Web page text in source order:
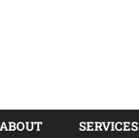
ABOUT SERVICES